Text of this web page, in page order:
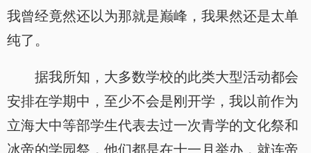
我曾经竟然还以为那就是巅峰，我果然还是太单
纯了。
据我所知，大多数学校的此类大型活动都会
安排在学期中，至少不会是刚开学，我以前作为
立海大中等部学生代表去过一次青学的文化祭和
冰帝的学园祭，他们都是在十一月举办，就连帝